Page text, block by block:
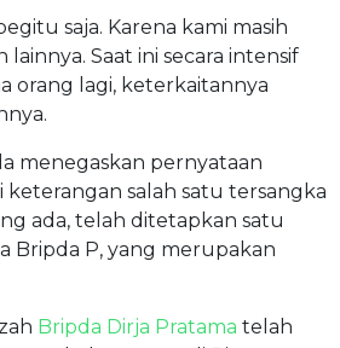
saja. Karena kami masih
Saat ini secara intensif
orang lagi, keterkaitannya
menegaskan pernyataan
keterangan salah satu tersangka
ada, telah ditetapkan satu
Bripda P, yang merupakan
Bripda Dirja Pratama telah